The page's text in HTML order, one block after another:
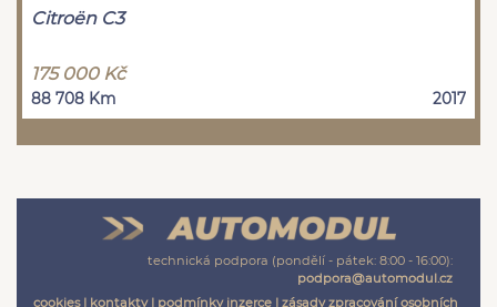
Citroën C3
175 000 Kč
88 708 Km 2017
technická podpora (pondělí - pátek: 8:00 - 16:00):
podpora@automodul.cz
cookies| kontakty| podmínky inzerce | zásady zpracování osobních